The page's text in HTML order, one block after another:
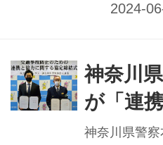
ーズアンバ
神奈川
が「連
結 交通
神奈川県警察